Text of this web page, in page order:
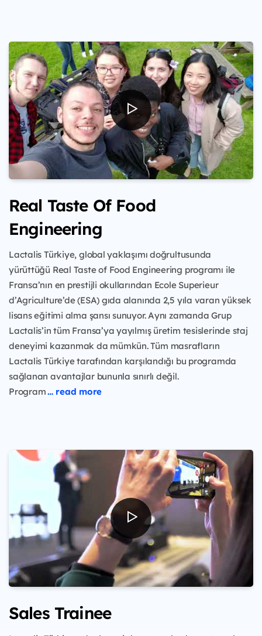
Real Taste Of Food
Engineering
Lactalis Türkiye, global yaklaşımı doğrultusunda
yürüttüğü Real Taste of Food Engineering programı ile
Fransa’nın en prestijli okullarından Ecole Superieur
d’Agriculture’de (ESA) gıda alanında 2,5 yıla varan yüksek
lisans eğitimi alma şansı sunuyor. Aynı zamanda Grup
Lactalis’in tüm Fransa’ya yayılmış üretim tesislerinde staj
deneyimi kazanmak da mümkün. Tüm masrafların
Lactalis Türkiye tarafından karşılandığı bu programda
sağlanan avantajlar bununla sınırlı değil.
Program… read more
Sales Trainee